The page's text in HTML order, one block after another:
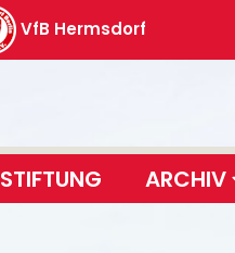
VfB Hermsdorf
STIFTUNG ARCHIV